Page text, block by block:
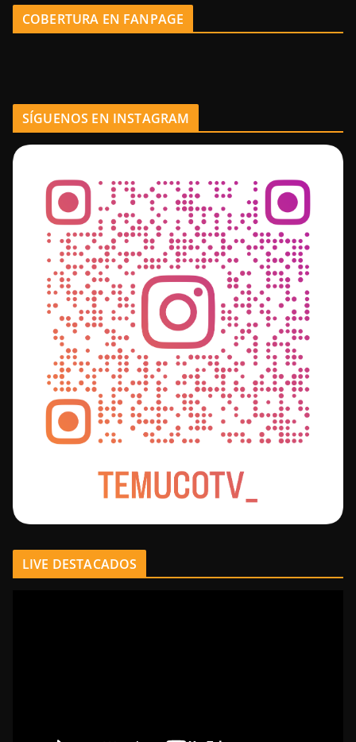
COBERTURA EN FANPAGE
SÍGUENOS EN INSTAGRAM
LIVE DESTACADOS